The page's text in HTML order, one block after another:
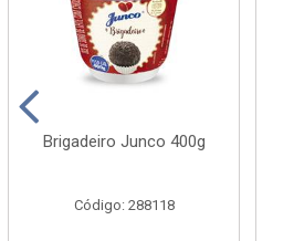
Brigadeiro Junco 400g
Código: 288118